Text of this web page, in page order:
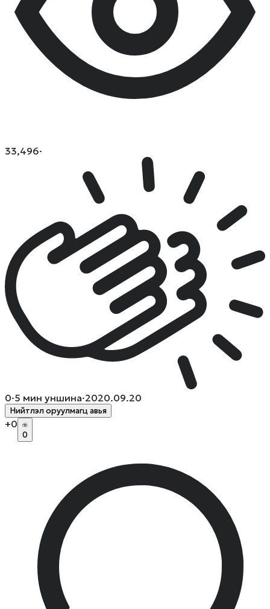
33,496·
0·5 мин уншина·2020.09.20
Нийтлэл оруулмагц авья
+0
0